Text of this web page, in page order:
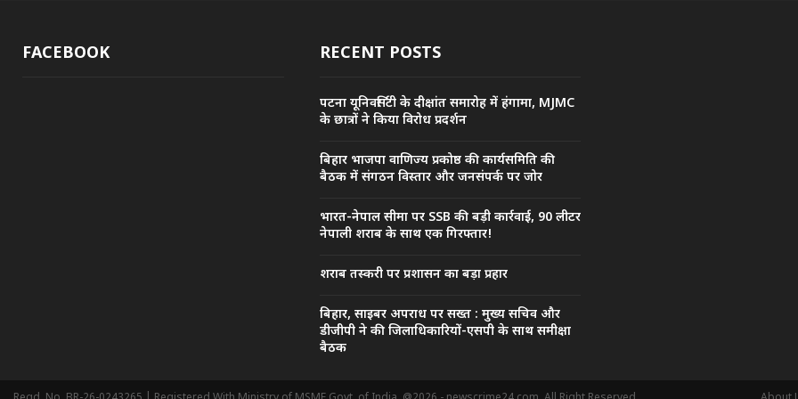
FACEBOOK RECENT POSTS
पटना यूनिवर्सिटी के दीक्षांत समारोह में हंगामा, MJMC
के छात्रों ने किया विरोध प्रदर्शन
बिहार भाजपा वाणिज्य प्रकोष्ठ की कार्यसमिति की
बैठक में संगठन विस्तार और जनसंपर्क पर जोर
भारत-नेपाल सीमा पर SSB की बड़ी कार्रवाई, 90 लीटर
नेपाली शराब के साथ एक गिरफ्तार!
शराब तस्करी पर प्रशासन का बड़ा प्रहार
बिहार, साइबर अपराध पर सख्त : मुख्य सचिव और
डीजीपी ने की जिलाधिकारियों-एसपी के साथ समीक्षा
बैठक